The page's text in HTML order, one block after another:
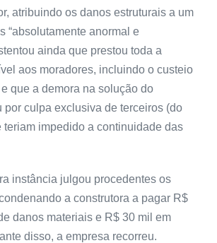
atribuindo os danos estruturais a um
“absolutamente anormal e
ainda que prestou toda a
aos moradores, incluindo o custeio
que a demora na solução do
por culpa exclusiva de terceiros (do
teriam impedido a continuidade das
instância julgou procedentes os
a construtora a pagar R$
danos materiais e R$ 30 mil em
disso, a empresa recorreu.